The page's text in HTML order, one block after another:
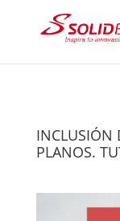
INCLUSIÓN
PLANOS.